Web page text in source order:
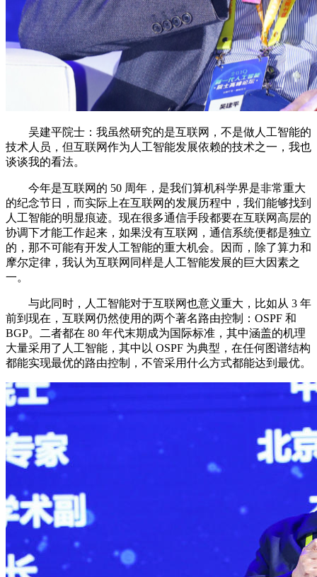
吴建平院士：我虽然研究的是互联网，不是做人工智能的
技术人员，但互联网作为人工智能发展依赖的技术之一，我也
谈谈我的看法。
今年是互联网的 50 周年，是我们算机科学界是非常重大
的纪念节日，而实际上在互联网的发展历程中，我们能够找到
人工智能的明显痕迹。现在很多通信手段都要在互联网高层的
协调下才能工作起来，如果没有互联网，通信系统便都是独立
的，那不可能有开发人工智能的重大机会。因而，除了算力和
摩尔定律，我认为互联网同样是人工智能发展的巨大因素之
一。
与此同时，人工智能对于互联网也意义重大，比如从 3 年
前到现在，互联网仍然使用的两个著名路由控制：OSPF 和
BGP。二者都在 80 年代末期成为国际标准，其中涵盖的机理
大量采用了人工智能，其中以 OSPF 为典型，在任何图谱结构
都能实现最优的路由控制，不管采用什么方式都能达到最优。